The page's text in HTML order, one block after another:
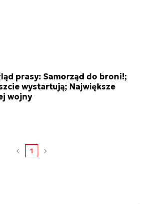
prasy: Samorząd do broni!;
wystartują; Największe
wojny
1